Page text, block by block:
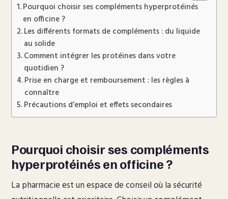
Pourquoi choisir ses compléments hyperprotéinés
en officine ?
Les différents formats de compléments : du liquide
au solide
Comment intégrer les protéines dans votre
quotidien ?
Prise en charge et remboursement : les règles à
connaître
Précautions d’emploi et effets secondaires
Pourquoi choisir ses compléments
hyperprotéinés en officine ?
La pharmacie est un espace de conseil où la sécurité